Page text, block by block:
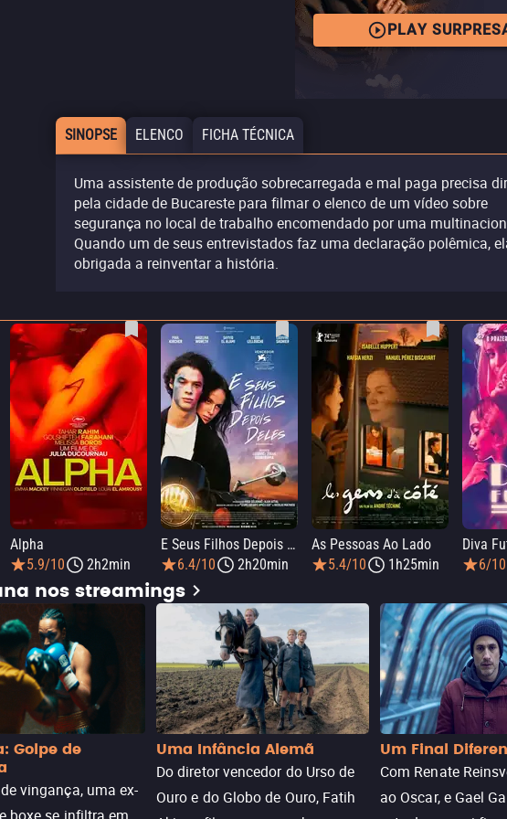
PLAY
SINOPSE ELENCO FICHA TÉCNICA
Uma assistente de produção sobrecarregada e mal paga precisa
pela cidade de Bucareste para filmar o elenco de um vídeo sobre
segurança no local de trabalho encomendado por uma
Quando um de seus entrevistados faz uma declaração polêmica,
obrigada a reinventar a história.
Alpha
5.9/10
2h2min
E Seus Filhos Depois Deles
6.4/10
2h20min
As Pessoas Ao Lado
5.4/10
1h25min
Diva
6/10
nos streamings
Golpe de
vingança, uma ex-
Uma Infância Alemã
Do diretor vencedor do Urso de
Ouro e do Globo de Ouro, Fatih
Um Final
Com Renate
ao Oscar, e Gael